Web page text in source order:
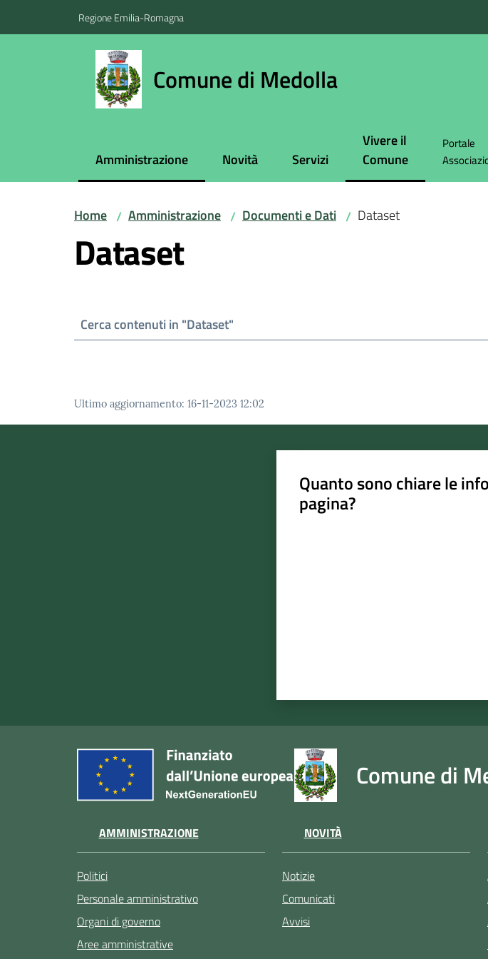
Regione Emilia-Romagna
Comune di Medolla
Amministrazione
Menu selezionato Novità Servizi
Vivere il
Comune
Menu selezionato
Portale
Home / Amministrazione / Documenti e Dati / Dataset
Dataset
Ultimo aggiornamento: 16-11-2023 12:02
Quanto sono chiare le
pagina?
Comune di
AMMINISTRAZIONE
Politici
Personale amministrativo
Organi di governo
Aree amministrative
NOVITÀ
Notizie
Comunicati
Avvisi